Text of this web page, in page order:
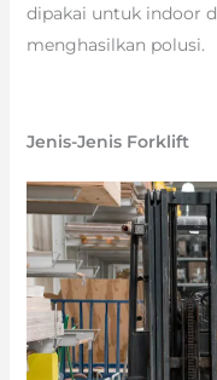
dipakai untuk indoor
menghasilkan polusi.
Jenis-Jenis Forklift